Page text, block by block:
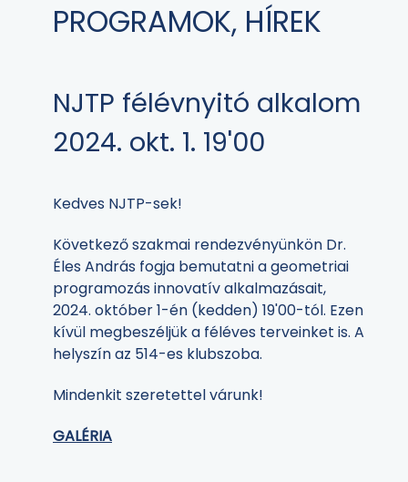
PROGRAMOK, HÍREK
NJTP félévnyitó alkalom
2024. okt. 1. 19'00
Kedves NJTP-sek!
Következő szakmai rendezvényünkön Dr.
Éles András fogja bemutatni a geometriai
programozás innovatív alkalmazásait,
2024. október 1-én (kedden) 19'00-tól. Ezen
kívül megbeszéljük a féléves terveinket is. A
helyszín az 514-es klubszoba.
Mindenkit szeretettel várunk!
GALÉRIA